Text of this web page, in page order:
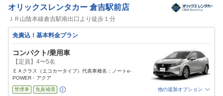
オリックスレンタカー 倉吉駅前店
ＪＲ山陰本線倉吉駅南出口より徒歩１分
免責込！基本料金プラン
コンパクト/乗用車
【定員】4〜5名
ＥＡクラス（エコカータイプ）代表車種名：ノートe-
POWER・アクア
禁煙車 免責補償 他の追加オプション